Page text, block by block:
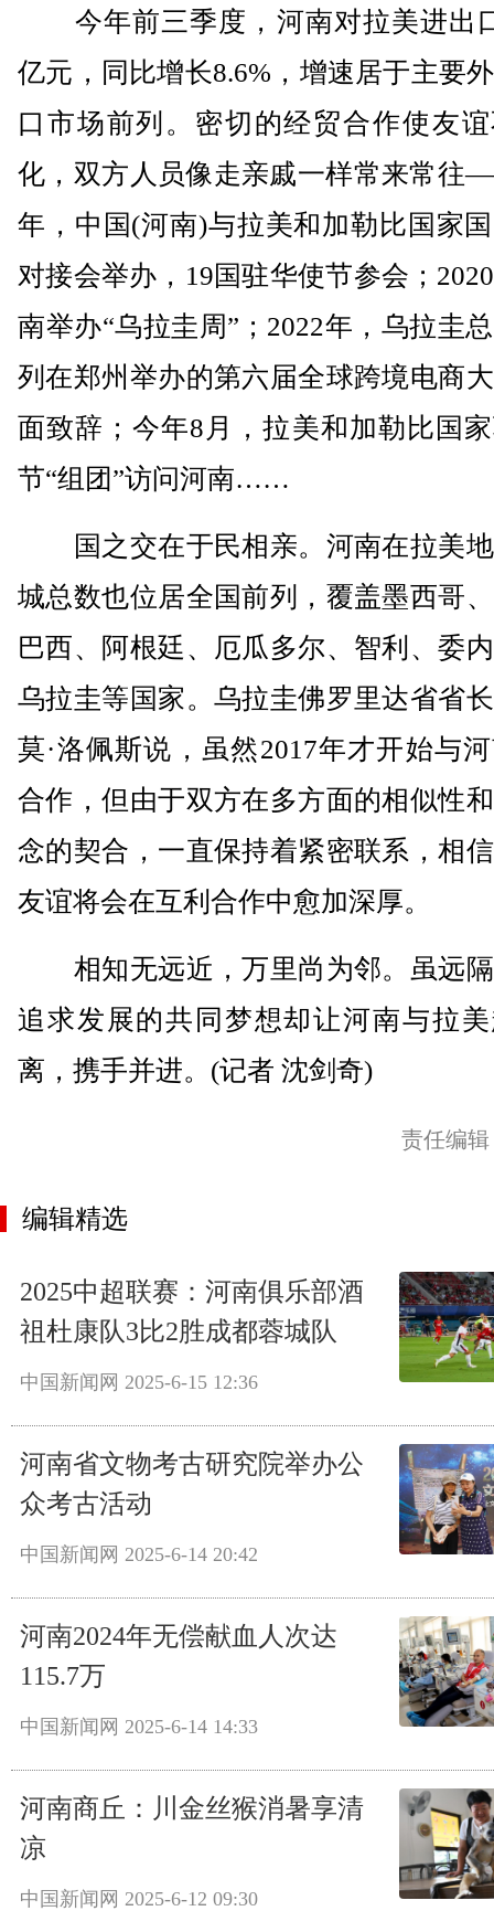
今年前三季度，河南对拉美进出
亿元，同比增长8.6%，增速居于主要
口市场前列。密切的经贸合作使友
化，双方人员像走亲戚一样常来常往
年，中国(河南)与拉美和加勒比国家
对接会举办，19国驻华使节参会；
南举办“乌拉圭周”；2022年，乌拉圭
列在郑州举办的第六届全球跨境电商
面致辞；今年8月，拉美和加勒比国
节“组团”访问河南……
国之交在于民相亲。河南在拉美
城总数也位居全国前列，覆盖墨西哥
巴西、阿根廷、厄瓜多尔、智利、委
乌拉圭等国家。乌拉圭佛罗里达省省
莫·洛佩斯说，虽然2017年才开始与
合作，但由于双方在多方面的相似性
念的契合，一直保持着紧密联系，相
友谊将会在互利合作中愈加深厚。
相知无远近，万里尚为邻。虽远
追求发展的共同梦想却让河南与拉
离，携手并进。(记者 沈剑奇)
责任编
编辑精选
2025中超联赛：河南俱乐部酒
祖杜康队3比2胜成都蓉城队
中国新闻网 2025-6-15 12:36
河南省文物考古研究院举办公
众考古活动
中国新闻网 2025-6-14 20:42
河南2024年无偿献血人次达
115.7万
中国新闻网 2025-6-14 14:33
河南商丘：川金丝猴消暑享清
凉
中国新闻网 2025-6-12 09:30